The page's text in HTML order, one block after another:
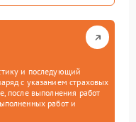
и последующий
с указанием страховых
после выполнения работ
работ и